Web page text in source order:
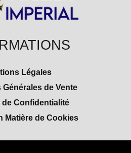
Légales
de Vente
de Confidentialité
Matière de Cookies